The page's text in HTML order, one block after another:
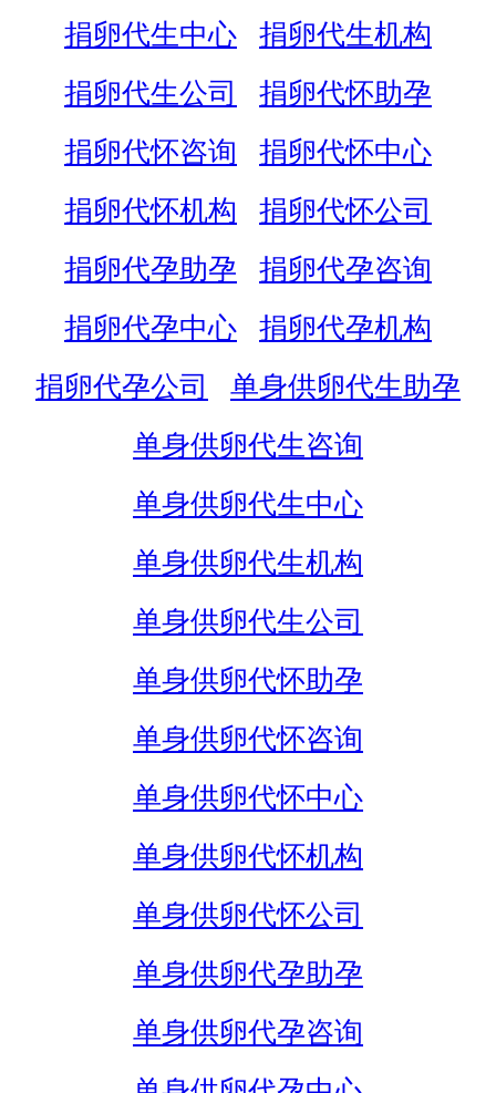
捐卵代生中心
捐卵代生机构
捐卵代生公司
捐卵代怀助孕
捐卵代怀咨询
捐卵代怀中心
捐卵代怀机构
捐卵代怀公司
捐卵代孕助孕
捐卵代孕咨询
捐卵代孕中心
捐卵代孕机构
捐卵代孕公司
单身供卵代生助孕
单身供卵代生咨询
单身供卵代生中心
单身供卵代生机构
单身供卵代生公司
单身供卵代怀助孕
单身供卵代怀咨询
单身供卵代怀中心
单身供卵代怀机构
单身供卵代怀公司
单身供卵代孕助孕
单身供卵代孕咨询